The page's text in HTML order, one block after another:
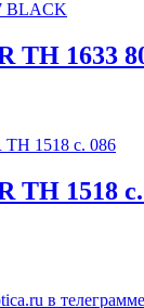
TH 1633
1518 c.